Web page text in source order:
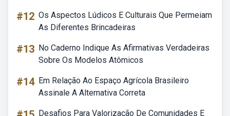
#12 Os Aspectos Lúdicos E Culturais Que Permeiam
As Diferentes Brincadeiras
#13 No Caderno Indique As Afirmativas Verdadeiras
Sobre Os Modelos Atômicos
#14 Em Relação Ao Espaço Agrícola Brasileiro
Assinale A Alternativa Correta
Desafios Para Valorização De Comunidades E